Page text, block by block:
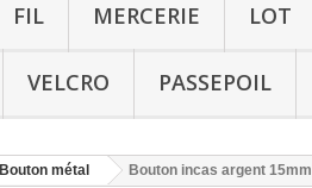
FIL MERCERIE LOT
VELCRO PASSEPOIL
Bouton métal Bouton incas argent 15mm